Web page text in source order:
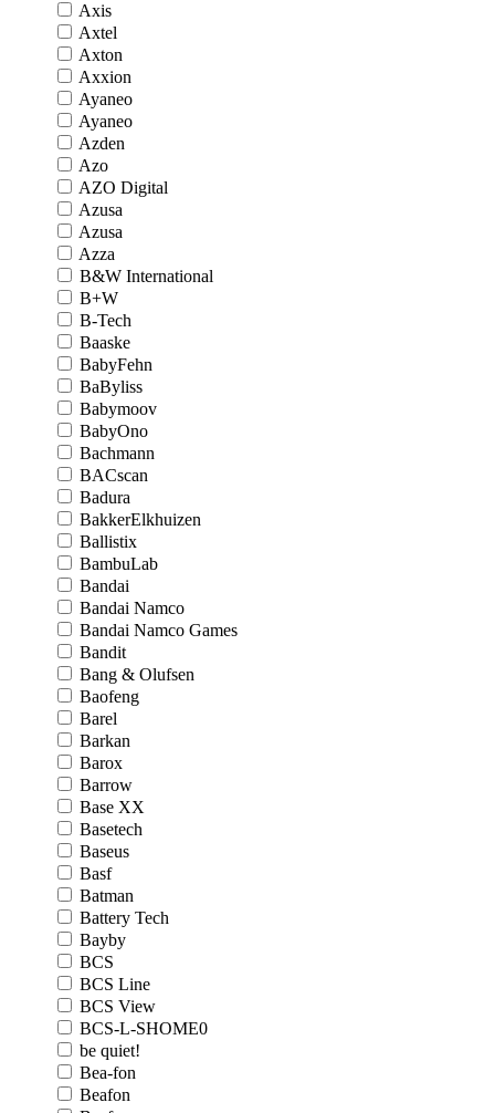
Axis
Axtel
Axton
Axxion
Ayaneo
Ayaneo
Azden
Azo
AZO Digital
Azusa
Azusa
Azza
B&W International
B+W
B-Tech
Baaske
BabyFehn
BaByliss
Babymoov
BabyOno
Bachmann
BACscan
Badura
BakkerElkhuizen
Ballistix
BambuLab
Bandai
Bandai Namco
Bandai Namco Games
Bandit
Bang & Olufsen
Baofeng
Barel
Barkan
Barox
Barrow
Base XX
Basetech
Baseus
Basf
Batman
Battery Tech
Bayby
BCS
BCS Line
BCS View
BCS-L-SHOME0
be quiet!
Bea-fon
Beafon